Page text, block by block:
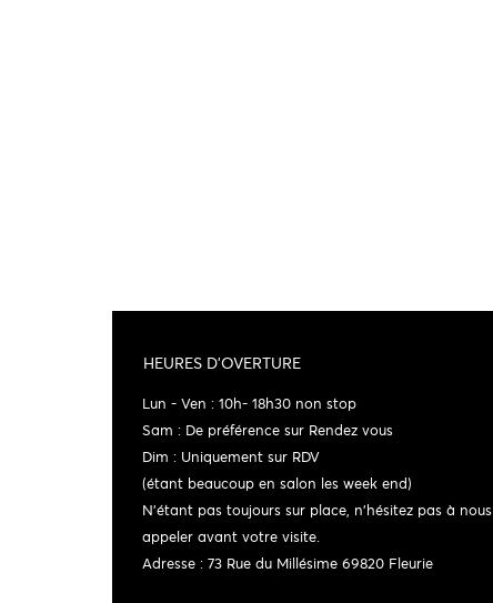
HEURES D'OVERTURE
Lun - Ven : 10h- 18h30 non stop
Sam : De préférence sur Rendez vous
Dim : Uniquement sur RDV
(étant beaucoup en salon les week end)
N'étant pas toujours sur place, n'hésitez pas à nous
appeler avant votre visite.
Adresse : 73 Rue du Millésime 69820 Fleurie